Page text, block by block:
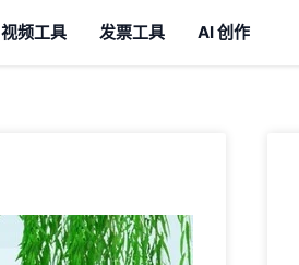
视频工具 发票工具 AI 创作